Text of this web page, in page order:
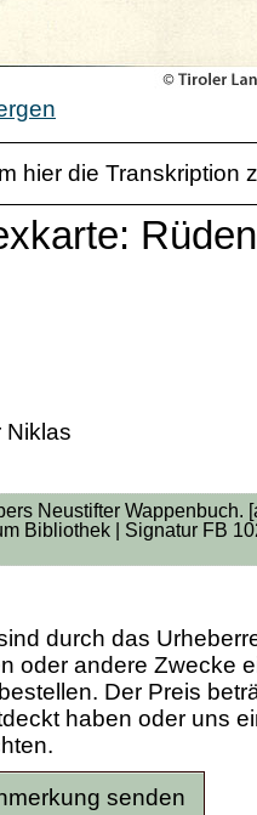
hier die Transkription
Niklas
Neustifter Wappenbuch.
Bibliothek | Signatur FB
durch das
oder andere Zwecke
Der Preis
haben oder uns